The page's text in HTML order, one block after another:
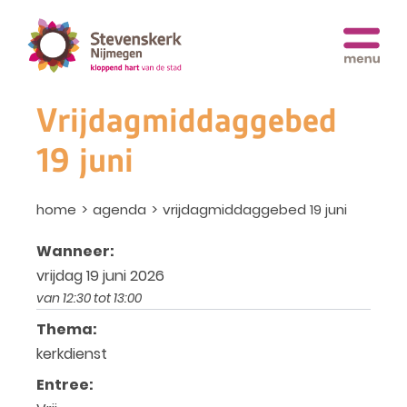
Vrijdagmiddaggebed
19 juni
home agenda vrijdagmiddaggebed 19 juni
Wanneer:
vrijdag 19 juni 2026
van 12:30 tot 13:00
Thema:
kerkdienst
Entree: